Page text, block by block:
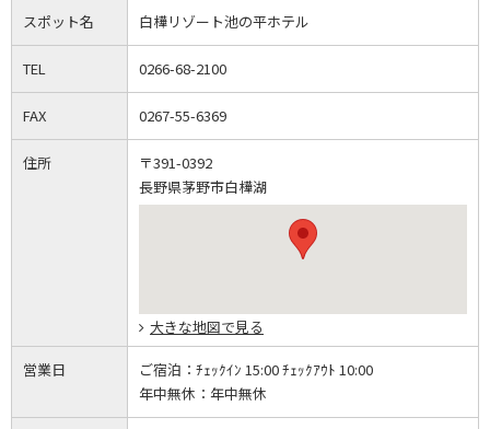
スポット名 白樺リゾート池の平ホテル
TEL 0266-68-2100
FAX 0267-55-6369
住所
〒391-0392
長野県茅野市白樺湖
大きな地図で見る
営業日 ご宿泊： ﾁｪｯｸｲﾝ 15:00 ﾁｪｯｸｱｳﾄ 10:00
年中無休： 年中無休